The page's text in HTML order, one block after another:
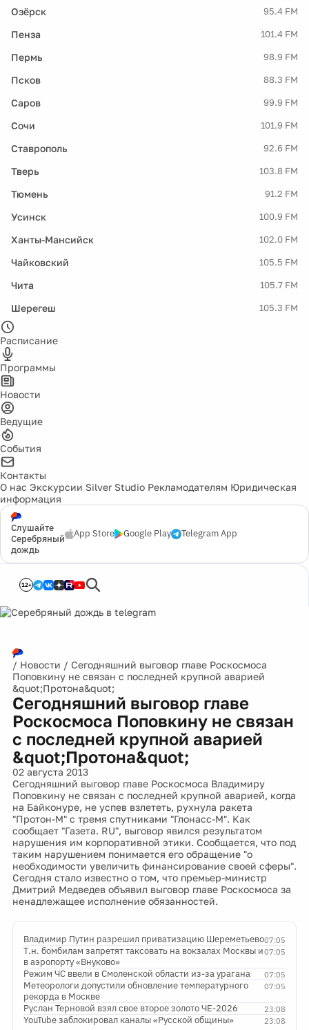
Озёрск 95.4 FM
Пенза 101.4 FM
Пермь 98.9 FM
Псков 88.3 FM
Саров 99.9 FM
Сочи 101.9 FM
Ставрополь 92.6 FM
Тверь 103.8 FM
Тюмень 91.2 FM
Усинск 100.9 FM
Ханты-Мансийск 102.0 FM
Чайковский 105.5 FM
Чита 105.7 FM
Шерегеш 105.3 FM
Расписание
Программы
Новости
Ведущие
События
Контакты
О нас Экскурсии Silver Studio Рекламодателям Юридическая
информация
Слушайте
Серебряный
дождь
App Store Google Play Telegram App
12+
/ Новости / Сегодняшний выговор главе Роскосмоса
Поповкину не связан с последней крупной аварией
&quot;Протона&quot;
Сегодняшний выговор главе
Роскосмоса Поповкину не связан
с последней крупной аварией
&quot;Протона&quot;
02 августа 2013
Сегодняшний выговор главе Роскосмоса Владимиру
Поповкину не связан с последней крупной аварией, когда
на Байконуре, не успев взлететь, рухнула ракета
"Протон-М" с тремя спутниками "Глонасс-М". Как
сообщает "Газета. RU", выговор явился результатом
нарушения им корпоративной этики. Сообщается, что под
таким нарушением понимается его обращение "о
необходимости увеличить финансирование своей сферы".
Сегодня стало известно о том, что премьер-министр
Дмитрий Медведев объявил выговор главе Роскосмоса за
ненадлежащее исполнение обязанностей.
07:05
Владимир Путин разрешил приватизацию Шереметьево
07:05
Т.н. бомбилам запретят таксовать на вокзалах Москвы и
в аэропорту «Внуково»
07:05
Режим ЧС ввели в Смоленской области из-за урагана
07:05
Метеорологи допустили обновление температурного
рекорда в Москве
23:08
Руслан Терновой взял свое второе золото ЧЕ-2026
23:08
YouTube заблокировал каналы «Русской общины»